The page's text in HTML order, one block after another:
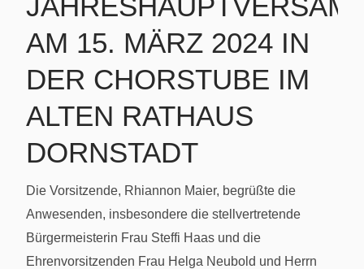
AM 15. MÄRZ 2024 IN
DER CHORSTUBE IM
ALTEN RATHAUS
DORNSTADT
Die Vorsitzende, Rhiannon Maier, begrüßte die
Anwesenden, insbesondere die stellvertretende
Bürgermeisterin Frau Steffi Haas und die
Ehrenvorsitzenden Frau Helga Neubold und Herrn